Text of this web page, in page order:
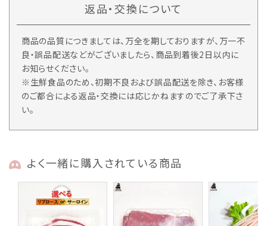
返品・交換について
商品の品質につきましては、万全を期しておりますが、万一不
良・誤品配送などがございましたら、商品到着後2日以内に
お知らせください。
※生鮮食品のため、初期不良および誤品配送を除き、お客様
のご都合による返品・交換には応じかねますのでご了承下さ
い。
よく一緒に購入されている商品